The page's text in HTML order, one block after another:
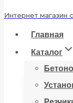
Интернет магазин
Главная
Каталог